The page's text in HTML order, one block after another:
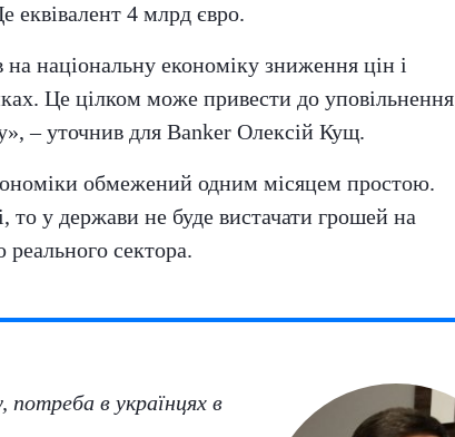
еквівалент 4 млрд євро.
національну економіку зниження цін і
Це цілком може привести до уповільнення
– уточнив для Banker Олексій Кущ.
обмежений одним місяцем простою.
у держави не буде вистачати грошей на
реального сектора.
в українцях в